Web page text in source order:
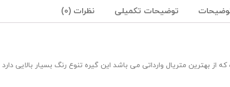
توضیحات تکمیلی نظرات (0)
از بهترین متریال وارداتی می باشد این گیره تنوع رنگ بسیار بالایی